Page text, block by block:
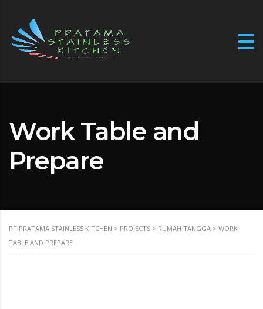
Work Table and
Prepare
PT PRATAMA STAINLESS KITCHEN > PROJECTS > RUMAH TANGGA > WORK
TABLE AND PREPARE